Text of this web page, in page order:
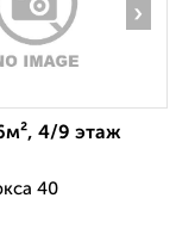
›
4/9 этаж
40